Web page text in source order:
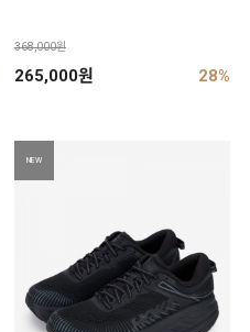
368,000원
265,000원 28%
NEW